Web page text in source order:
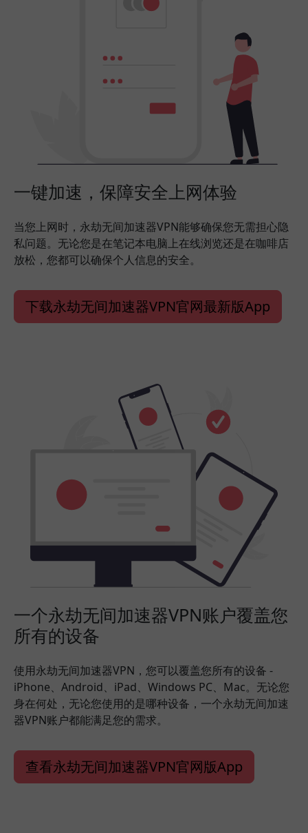
一键加速，保障安全上网体验
当您上网时，永劫无间加速器VPN能够确保您无需担心隐
私问题。无论您是在笔记本电脑上在线浏览还是在咖啡店
放松，您都可以确保个人信息的安全。
下载永劫无间加速器VPN官网最新版App
一个永劫无间加速器VPN账户覆盖您
所有的设备
使用永劫无间加速器VPN，您可以覆盖您所有的设备 -
iPhone、Android、iPad、Windows PC、Mac。无论您
身在何处，无论您使用的是哪种设备，一个永劫无间加速
器VPN账户都能满足您的需求。
查看永劫无间加速器VPN官网版App